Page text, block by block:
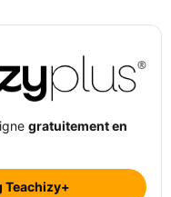
gratuitement en
Teachizy+